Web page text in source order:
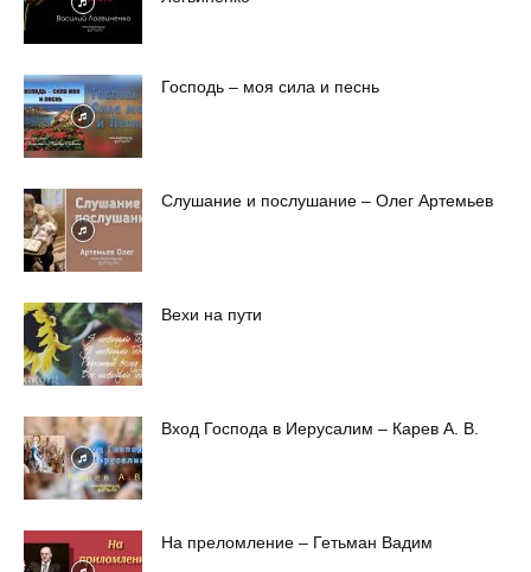
Господь – моя сила и песнь
Слушание и послушание – Олег Артемьев
Вехи на пути
Вход Господа в Иерусалим – Карев А. В.
На преломление – Гетьман Вадим